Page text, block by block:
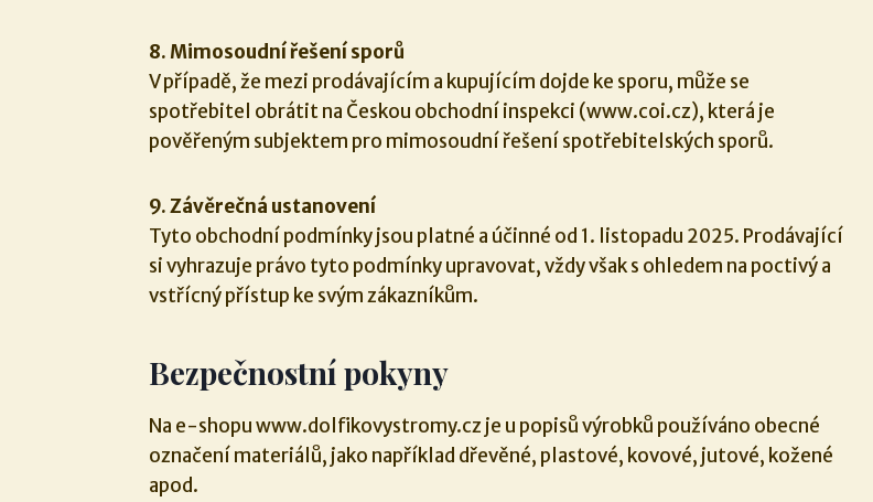
8. Mimosoudní řešení sporů
V případě, že mezi prodávajícím a kupujícím dojde ke sporu, může se
spotřebitel obrátit na Českou obchodní inspekci (www.coi.cz), která je
pověřeným subjektem pro mimosoudní řešení spotřebitelských sporů.
9. Závěrečná ustanovení
Tyto obchodní podmínky jsou platné a účinné od 1. listopadu 2025. Prodávající
si vyhrazuje právo tyto podmínky upravovat, vždy však s ohledem na poctivý a
vstřícný přístup ke svým zákazníkům.
Bezpečnostní pokyny
Na e-shopu www.dolfikovystromy.cz je u popisů výrobků používáno obecné
označení materiálů, jako například dřevěné, plastové, kovové, jutové, kožené
apod.